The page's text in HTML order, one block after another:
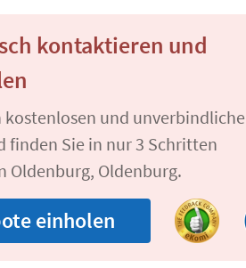
kontaktieren und
kostenlosen und
finden Sie in nur 3 Schritten
Oldenburg, Oldenburg.
einholen